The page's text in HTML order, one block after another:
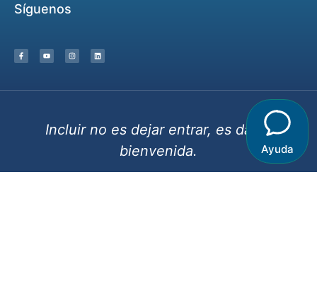
Síguenos
Incluir no es dejar entrar, es dar la
bienvenida.
Ayuda